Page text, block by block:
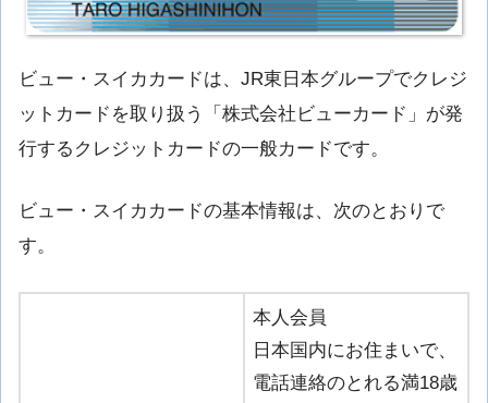
ビュー・スイカカードは、JR東日本グループでクレジ
ットカードを取り扱う「株式会社ビューカード」が発
行するクレジットカードの一般カードです。
ビュー・スイカカードの基本情報は、次のとおりで
す。
本人会員
日本国内にお住まいで、
電話連絡のとれる満18歳